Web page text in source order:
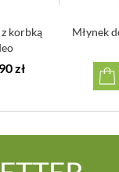
korbką
zł
Młynek